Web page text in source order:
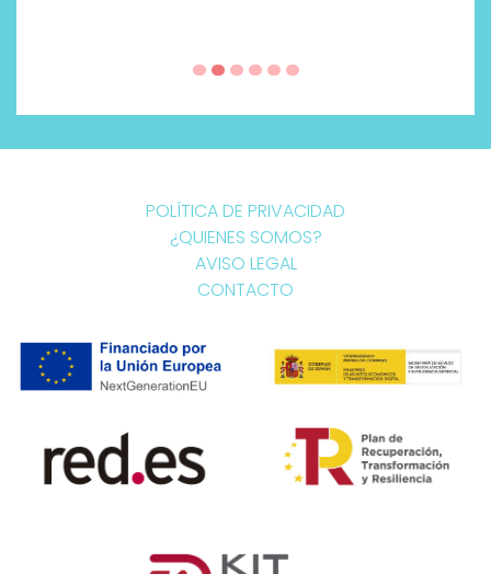
POLÍTICA DE PRIVACIDAD
¿QUIENES SOMOS?
AVISO LEGAL
CONTACTO